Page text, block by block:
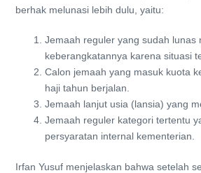
berhak melunasi lebih dulu, yaitu:
Jemaah reguler yang sudah lunas
keberangkatannya karena situasi
Calon jemaah yang masuk kuota
haji tahun berjalan.
Jemaah lanjut usia (lansia) yang
Jemaah reguler kategori tertentu
persyaratan internal kementerian.
Irfan Yusuf menjelaskan bahwa setelah